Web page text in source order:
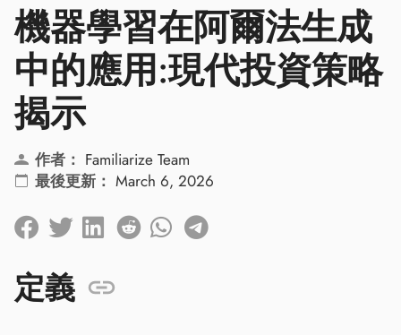
機器學習在阿爾法生成
中的應用:現代投資策略
揭示
作者： Familiarize Team
最後更新： March 6, 2026
定義